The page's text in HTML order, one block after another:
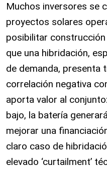
Muchos inversores se
proyectos solares
posibilitar
que una hibridación,
de demanda, presenta
correlación negativa
aporta valor al
bajo, la batería
mejorar una
claro caso de
elevado ‘curtailment’